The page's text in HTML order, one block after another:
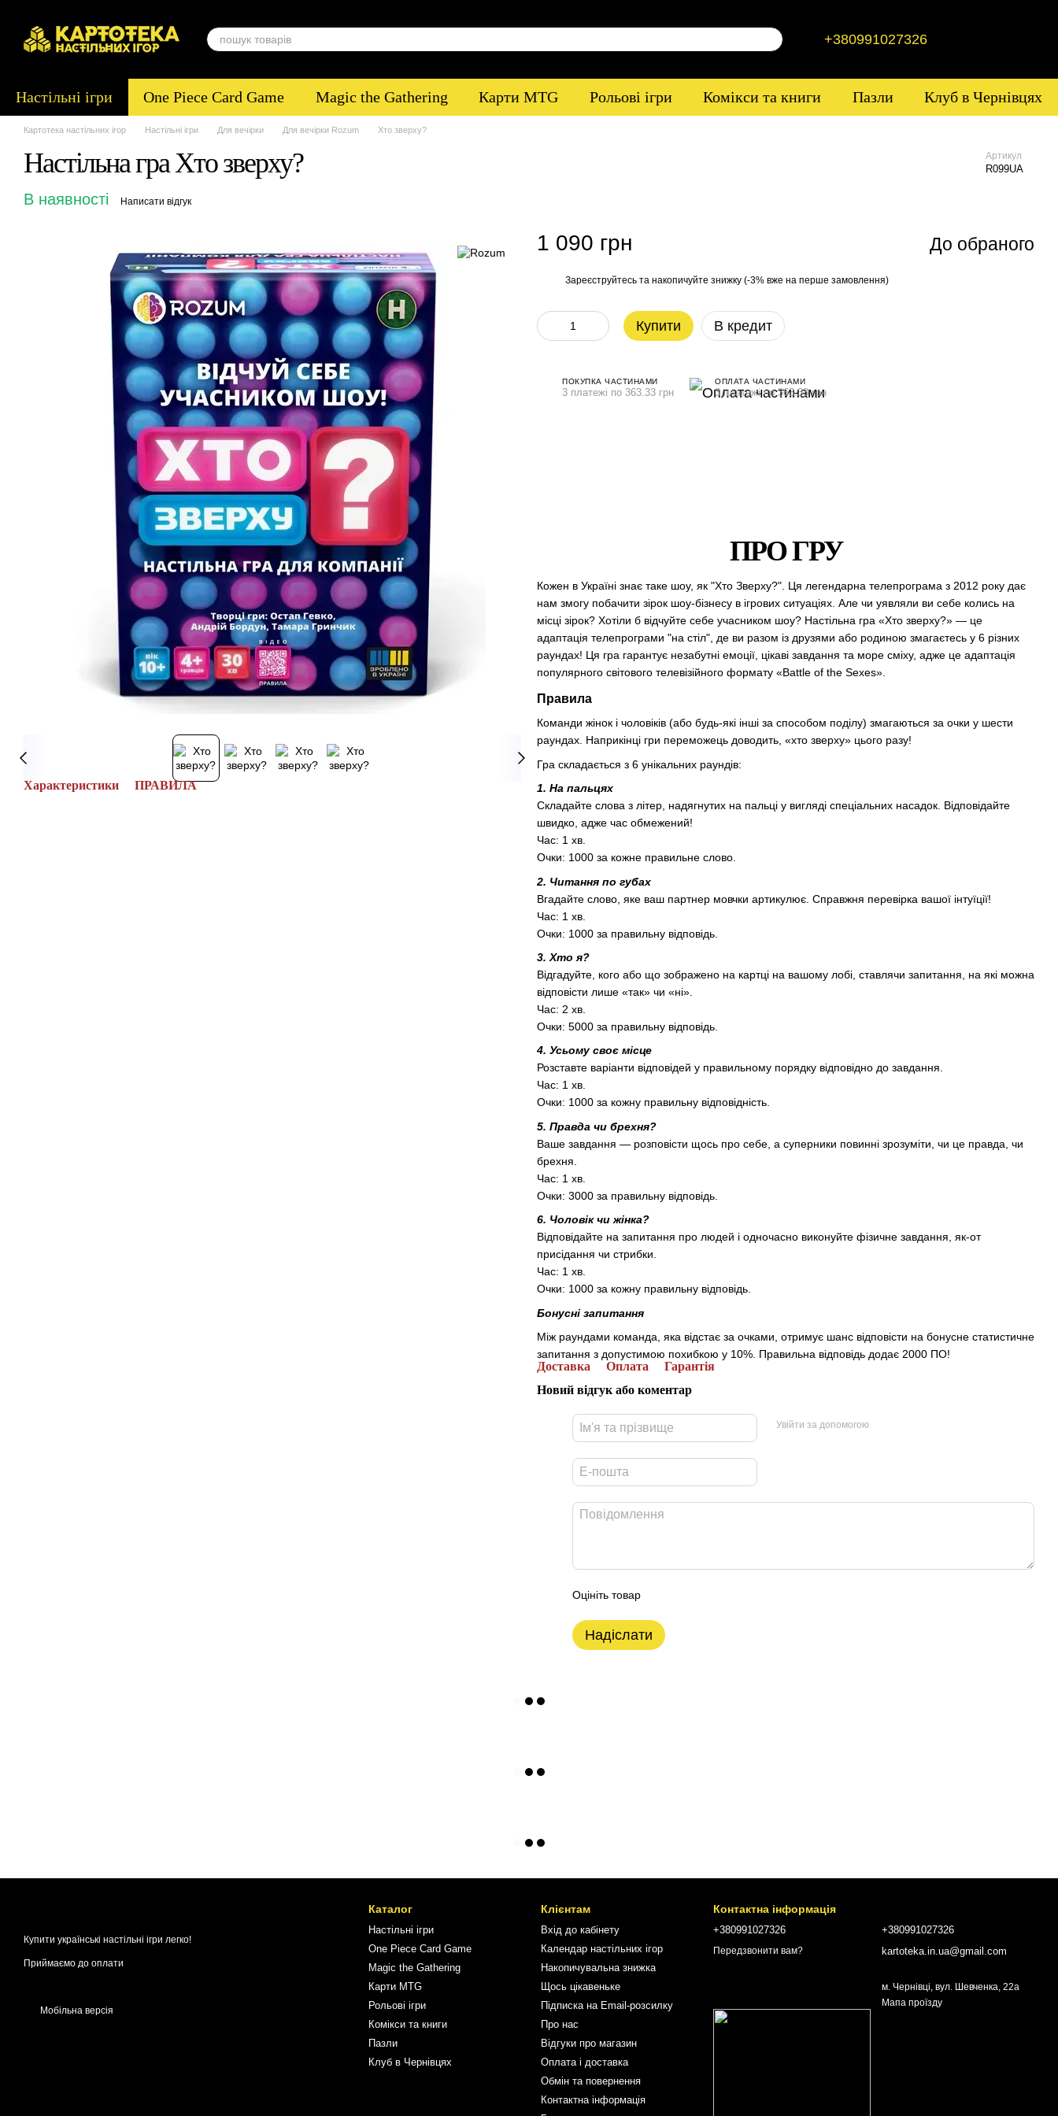
+380991027326
Настільні ігри One Piece Card Game Magic the Gathering Карти MTG Рольові ігри Комікси та книги Пазли Клуб в Чернівцях
Картотека настільних ігор Настільні ігри Для вечірки Для вечірки Rozum Хто зверху?
Настільна гра Хто зверху? Артикул
R099UA
В наявності Написати відгук
Характеристики ПРАВИЛА
1 090 грн До обраного
Зареєструйтесь та накопичуйте знижку (-3% вже на перше замовлення)
Купити В кредит
ПОКУПКА ЧАСТИНАМИ
3 платежі по 363.33 грн
ОПЛАТА ЧАСТИНАМИ
3 платежі по 363.33 грн
ПРО ГРУ
Кожен в Україні знає таке шоу, як "Хто Зверху?". Ця легендарна телепрограма з 2012 року дає
нам змогу побачити зірок шоу-бізнесу в ігрових ситуаціях. Але чи уявляли ви себе колись на
місці зірок? Хотіли б відчуйте себе учасником шоу? Настільна гра «Хто зверху?» — це
адаптація телепрограми "на стіл", де ви разом із друзями або родиною змагаєтесь у 6 різних
раундах! Ця гра гарантує незабутні емоції, цікаві завдання та море сміху, адже це адаптація
популярного світового телевізійного формату «Battle of the Sexes».
Правила
Команди жінок і чоловіків (або будь-які інші за способом поділу) змагаються за очки у шести
раундах. Наприкінці гри переможець доводить, «хто зверху» цього разу!
Гра складається з 6 унікальних раундів:
1. На пальцях
Складайте слова з літер, надягнутих на пальці у вигляді спеціальних насадок. Відповідайте
швидко, адже час обмежений!
Час: 1 хв.
Очки: 1000 за кожне правильне слово.
2. Читання по губах
Вгадайте слово, яке ваш партнер мовчки артикулює. Справжня перевірка вашої інтуїції!
Час: 1 хв.
Очки: 1000 за правильну відповідь.
3. Хто я?
Відгадуйте, кого або що зображено на картці на вашому лобі, ставлячи запитання, на які можна
відповісти лише «так» чи «ні».
Час: 2 хв.
Очки: 5000 за правильну відповідь.
4. Усьому своє місце
Розставте варіанти відповідей у правильному порядку відповідно до завдання.
Час: 1 хв.
Очки: 1000 за кожну правильну відповідність.
5. Правда чи брехня?
Ваше завдання — розповісти щось про себе, а суперники повинні зрозуміти, чи це правда, чи
брехня.
Час: 1 хв.
Очки: 3000 за правильну відповідь.
6. Чоловік чи жінка?
Відповідайте на запитання про людей і одночасно виконуйте фізичне завдання, як-от
присідання чи стрибки.
Час: 1 хв.
Очки: 1000 за кожну правильну відповідь.
Бонусні запитання
Між раундами команда, яка відстає за очками, отримує шанс відповісти на бонусне статистичне
запитання з допустимою похибкою у 10%. Правильна відповідь додає 2000 ПО!
Доставка Оплата
Гарантія
Новий відгук або коментар
Увійти за допомогою
Оцініть товар
Надіслати
Купити українські настільні ігри легко!
Приймаємо до оплати
Мобільна версія
Каталог
Настільні ігри
One Piece Card Game
Magic the Gathering
Карти MTG
Рольові ігри
Комікси та книги
Пазли
Клуб в Чернівцях
Клієнтам
Вхід до кабінету
Календар настільних ігор
Накопичувальна знижка
Щось цікавеньке
Підписка на Email-розсилку
Про нас
Відгуки про магазин
Оплата і доставка
Обмін та повернення
Контактна інформація
Контактна інформація
+380991027326
Передзвонити вам?
+380991027326
kartoteka.in.ua@gmail.com
м. Чернівці, вул. Шевченка, 22а
Мапа проїзду